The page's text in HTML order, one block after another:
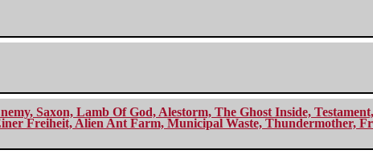
Saxon, Lamb Of God, Alestorm, The Ghost Inside,
Freiheit, Alien Ant Farm, Municipal Waste, Thundermother,